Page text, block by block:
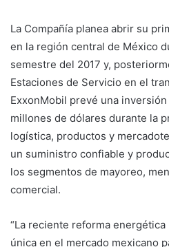
La Compañía planea abrir su
en la región central de México
semestre del 2017 y,
Estaciones de Servicio en el
ExxonMobil prevé una
millones de dólares durante la
logística, productos y
un suministro confiable y
los segmentos de mayoreo,
comercial.
“La reciente reforma
única en el mercado mexicano